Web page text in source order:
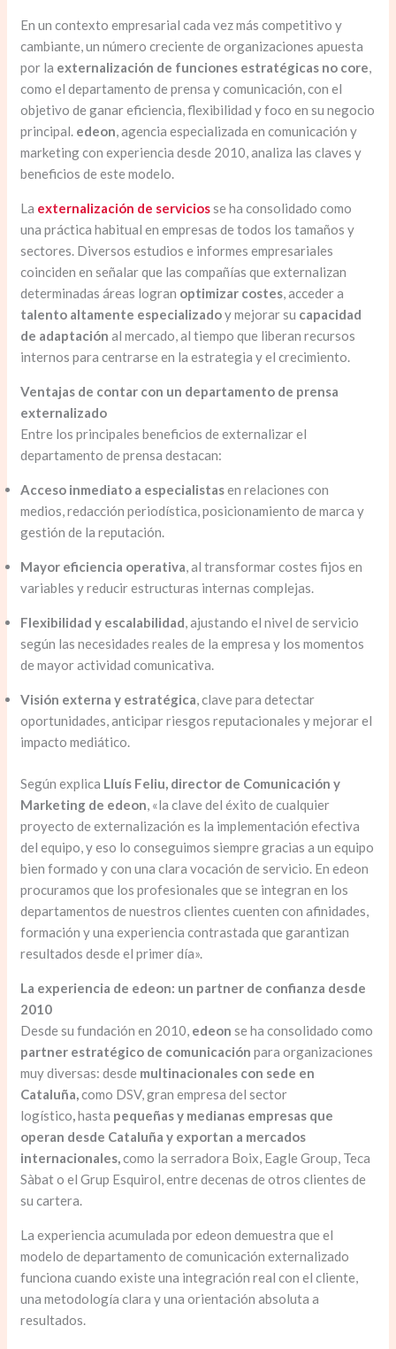
En un contexto empresarial cada vez más competitivo y
cambiante, un número creciente de organizaciones apuesta
por la externalización de funciones estratégicas no core,
como el departamento de prensa y comunicación, con el
objetivo de ganar eficiencia, flexibilidad y foco en su negocio
principal. edeon, agencia especializada en comunicación y
marketing con experiencia desde 2010, analiza las claves y
beneficios de este modelo.
La externalización de serviciosse ha consolidado como
una práctica habitual en empresas de todos los tamaños y
sectores. Diversos estudios e informes empresariales
coinciden en señalar que las compañías que externalizan
determinadas áreas logran optimizar costes, acceder a
talento altamente especializadoy mejorar su capacidad
de adaptación al mercado, al tiempo que liberan recursos
internos para centrarse en la estrategia y el crecimiento.
Ventajas de contar con un departamento de prensa
externalizado
Entre los principales beneficios de externalizar el
departamento de prensa destacan:
Acceso inmediato a especialistasen relaciones con
medios, redacción periodística, posicionamiento de marca y
gestión de la reputación.
Mayor eficiencia operativa, al transformar costes fijos en
variables y reducir estructuras internas complejas.
Flexibilidad y escalabilidad, ajustando el nivel de servicio
según las necesidades reales de la empresa y los momentos
de mayor actividad comunicativa.
Visión externa y estratégica, clave para detectar
oportunidades, anticipar riesgos reputacionales y mejorar el
impacto mediático.
Según explica Lluís Feliu, director de Comunicación y
Marketing de edeon, «la clave del éxito de cualquier
proyecto de externalización es la implementación efectiva
del equipo, y eso lo conseguimos siempre gracias a un equipo
bien formado y con una clara vocación de servicio. En edeon
procuramos que los profesionales que se integran en los
departamentos de nuestros clientes cuenten con afinidades,
formación y una experiencia contrastada que garantizan
resultados desde el primer día».
La experiencia de edeon: un partner de confianza desde
2010
Desde su fundación en 2010, edeon se ha consolidado como
partner estratégico de comunicación para organizaciones
muy diversas: desde multinacionales con sede en
Cataluña,como DSV, gran empresa del sector
logístico,hasta pequeñas y medianas empresas que
operan desde Cataluña y exportan a mercados
internacionales,como la serradora Boix, Eagle Group, Teca
Sàbat o el Grup Esquirol, entre decenas de otros clientes de
su cartera.
La experiencia acumulada por edeon demuestra que el
modelo de departamento de comunicación externalizado
funciona cuando existe una integración real con el cliente,
una metodología clara y una orientación absoluta a
resultados.